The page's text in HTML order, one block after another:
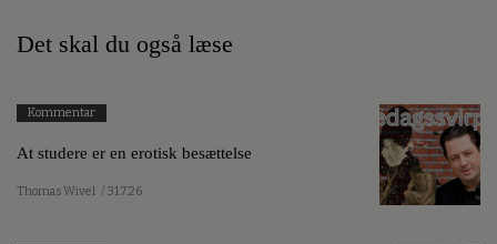
Det skal du også læse
Kommentar
At studere er en erotisk besættelse
Thomas Wivel / 31.7.26